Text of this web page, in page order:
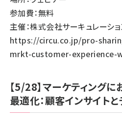
参加費：無料
主催：株式会社サーキュレーシ
https://circu.co.jp/pro-
mrkt-customer-experience-
【5/28】マーケティング
最適化：顧客インサイト